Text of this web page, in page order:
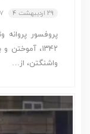
29 اردیبهشت 4
پروفسور
۱۳۴۲،
واشنگتن، از…